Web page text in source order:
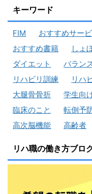
キーワード
FIM おすすめサー
おすすめ書籍
しょ
ダイエット
バラン
リハビリ訓練
リハ
大腿骨骨折
学生向
臨床のこと
転倒予
高次脳機能
高齢者
リハ職の働き方ブロ